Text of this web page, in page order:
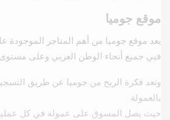
موقع جوميا
يعد موقع جوميا من أهم المتاجر الموجودة
فيي جميع أنحاء الوطن العربي وعلى مستوى
وتعد فكرة الربح من جوميا عن طريق
بالعمولة
حيث يصل المسوق على عمولة في كل عملية